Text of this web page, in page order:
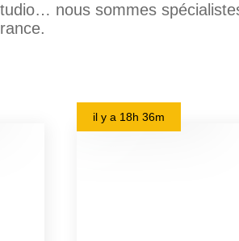
nous sommes
il y a 18h 36m